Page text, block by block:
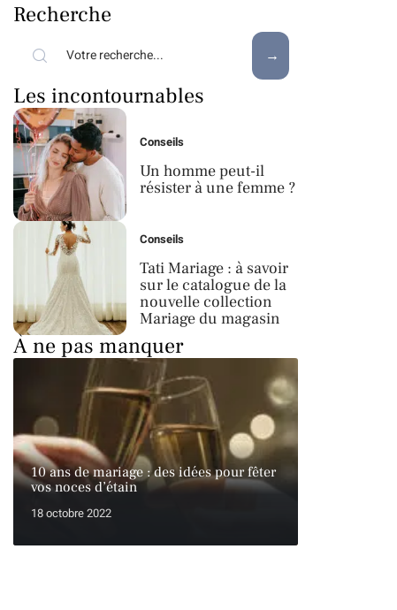
Recherche
Les incontournables
Conseils
Un homme peut-il
résister à une femme ?
Conseils
Tati Mariage : à savoir
sur le catalogue de la
nouvelle collection
Mariage du magasin
À ne pas manquer
10 ans de mariage : des idées pour fêter
vos noces d’étain
18 octobre 2022